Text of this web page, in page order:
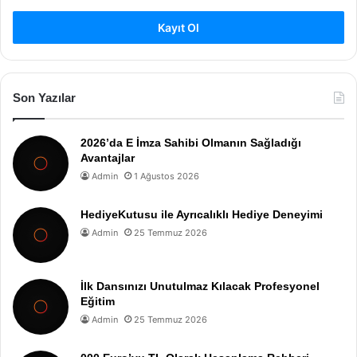
Kayıt Ol
Son Yazılar
2026’da E İmza Sahibi Olmanın Sağladığı
Avantajlar
Admin 1 Ağustos 2026
HediyeKutusu ile Ayrıcalıklı Hediye Deneyimi
Admin 25 Temmuz 2026
İlk Dansınızı Unutulmaz Kılacak Profesyonel
Eğitim
Admin 25 Temmuz 2026